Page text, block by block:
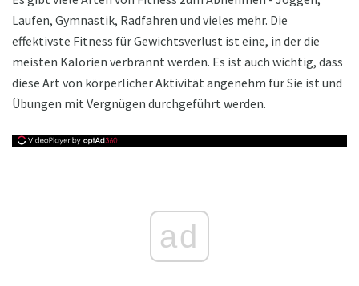
Laufen, Gymnastik, Radfahren und vieles mehr. Die
effektivste Fitness für Gewichtsverlust ist eine, in der die
meisten Kalorien verbrannt werden. Es ist auch wichtig, dass
diese Art von körperlicher Aktivität angenehm für Sie ist und
Übungen mit Vergnügen durchgeführt werden.
ad